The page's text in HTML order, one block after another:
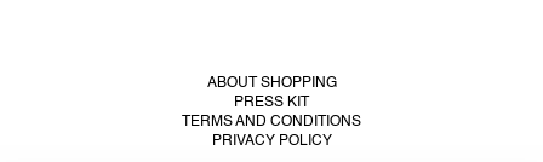
ABOUT SHOPPING
PRESS KIT
TERMS AND CONDITIONS
PRIVACY POLICY